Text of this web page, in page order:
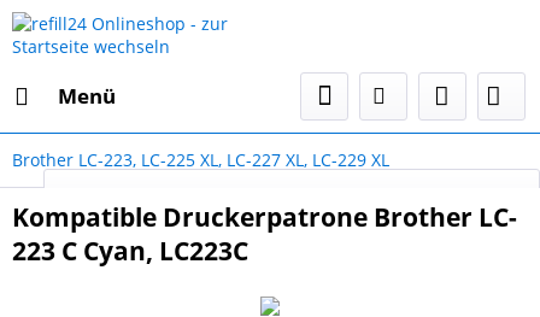
Menü
Brother LC-223, LC-225 XL, LC-227 XL, LC-229 XL
Kompatible Druckerpatrone Brother LC-
223 C Cyan, LC223C